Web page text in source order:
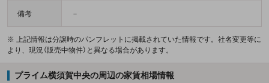
備考 －
※ 上記情報は分譲時のパンフレットに掲載されていた情報です。社名変更等に
より、現況（販売中物件）と異なる場合があります。
プライム横須賀中央の周辺の家賃相場情報